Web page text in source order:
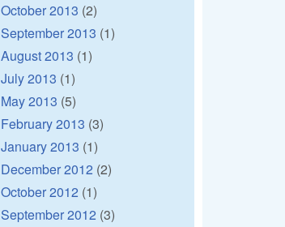
October 2013 (2)
September 2013 (1)
August 2013 (1)
July 2013 (1)
May 2013 (5)
February 2013 (3)
January 2013 (1)
December 2012 (2)
October 2012 (1)
September 2012 (3)